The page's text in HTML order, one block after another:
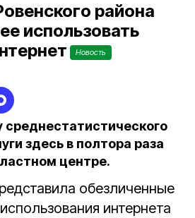
района
использовать
Новость
здесь в полтора раза
центре.
обезличенные
интернета